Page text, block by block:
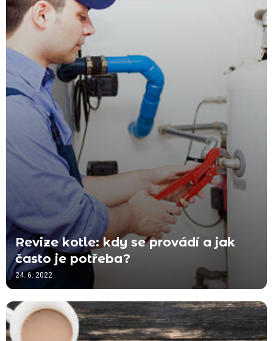
Revize kotle: kdy se provádí a jak
často je potřeba?
24. 6. 2022